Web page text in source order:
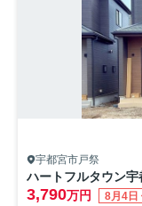
宇都宮市戸祭
ハートフルタウン
3,790万円 8月4日